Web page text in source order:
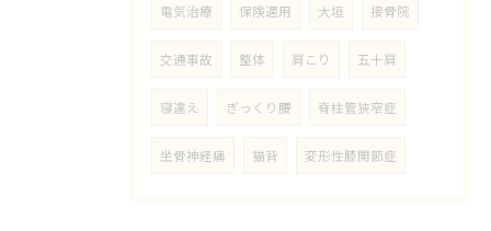
電気治療 保険適用 大垣 接骨院
交通事故 整体 肩こり 五十肩
寝違え ぎっくり腰 脊柱管狭窄症
坐骨神経痛 猫背 変形性膝関節症